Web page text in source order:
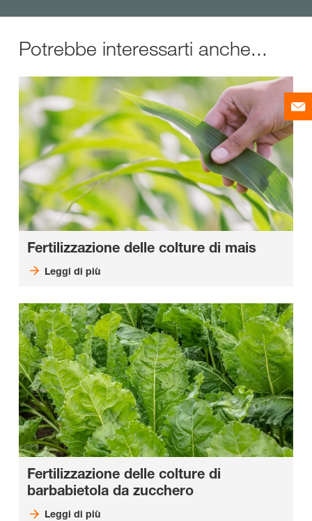
Potrebbe interessarti anche...
Fertilizzazione delle colture di mais
Leggi di più
Fertilizzazione delle colture di
barbabietola da zucchero
Leggi di più